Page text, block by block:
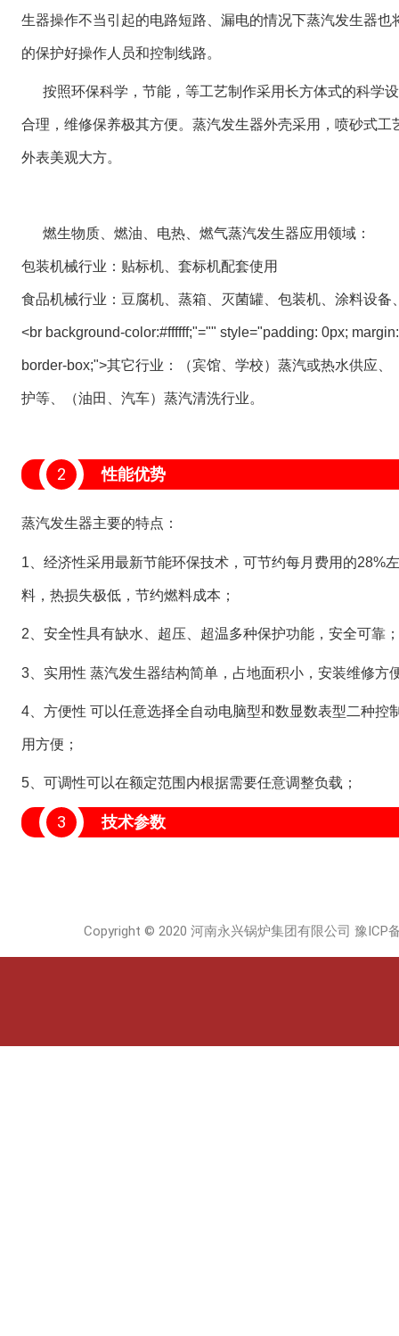
生器操作不当引起的电路短路、漏电的情况下蒸汽发生器也
的保护好操作人员和控制线路。
按照环保科学，节能，等工艺制作采用长方体式的科学
合理，维修保养极其方便。蒸汽发生器外壳采用，喷砂式工
外表美观大方。
燃生物质、燃油、电热、燃气蒸汽发生器应用领域：
包装机械行业：贴标机、套标机配套使用
食品机械行业：豆腐机、蒸箱、灭菌罐、包装机、涂料设备
<br background-color:#ffffff;"="" style="padding: 0px;
border-box;">其它行业：（宾馆、学校）蒸汽或热水供应、
护等、（油田、汽车）蒸汽清洗行业。
性能优势
2
蒸汽发生器主要的特点：
1、经济性采用最新节能环保技术，可节约每月费用的28%
料，热损失极低，节约燃料成本；
2、安全性具有缺水、超压、超温多种保护功能，安全可靠
3、实用性 蒸汽发生器结构简单，占地面积小，安装维修方
4、方便性 可以任意选择全自动电脑型和数显数表型二种控
用方便；
5、可调性可以在额定范围内根据需要任意调整负载；
技术参数
3
Copyright © 2020 河南永兴锅炉集团有限公司 豫ICP